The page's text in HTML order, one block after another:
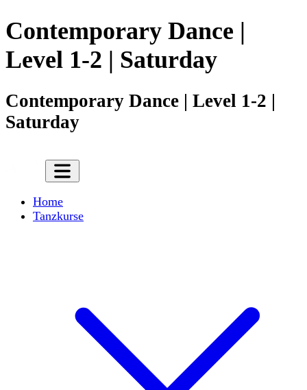
Contemporary Dance |
Level 1-2 | Saturday
Contemporary Dance | Level 1-2 |
Saturday
Home
Tanzkurse